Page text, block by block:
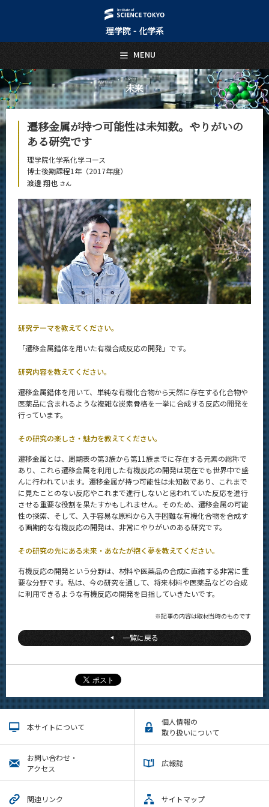
理学院 - 化学系
未来
遷移金属が持つ可能性は未知数。やりがいの
ある研究です
理学院化学系化学コース
博士後期課程1年（2017年度）
渡邊 翔也 さん
研究テーマを教えてください。
「遷移金属錯体を用いた有機合成反応の開発」です。
研究内容を教えてください。
遷移金属錯体を用いて、単純な有機化合物から天然に存在する化合物や
医薬品に含まれるような複雑な炭素骨格を一挙に合成する反応の開発を
行っています。
その研究の楽しさ・魅力を教えてください。
遷移金属とは、周期表の第3族から第11族までに存在する元素の総称で
あり、これら遷移金属を利用した有機反応の開発は現在でも世界中で盛
んに行われています。遷移金属が持つ可能性は未知数であり、これまで
に見たことのない反応やこれまで進行しないと思われていた反応を進行
させる重要な役割を果たすかもしれません。そのため、遷移金属の可能
性の探索、そして、入手容易な原料から入手困難な有機化合物を合成す
る画期的な有機反応の開発は、非常にやりがいのある研究です。
その研究の先にある未来・あなたが抱く夢を教えてください。
有機反応の開発という分野は、材料や医薬品の合成に直結する非常に重
要な分野です。私は、今の研究を通して、将来材料や医薬品などの合成
に利用できるような有機反応の開発を目指していきたいです。
※記事の内容は取材当時のものです
一覧に戻る
本サイトについて
個人情報の
取り扱いについて
お問い合わせ・
アクセス
広報誌
関連リンク サイトマップ
MENU
日本語 English
トップページ
Top Page
化学系について
About Us
教育
Education
教員・研究室
Faculty and Laboratories
未来
Future
将来の進路
活躍する先輩たち
高野 拓人さん
渡邊 翔也さん
佐藤 俊介さん
入学案内
化学系 News
News
イベントカレンダー
サイト構成
学内向け情報
CLOSE